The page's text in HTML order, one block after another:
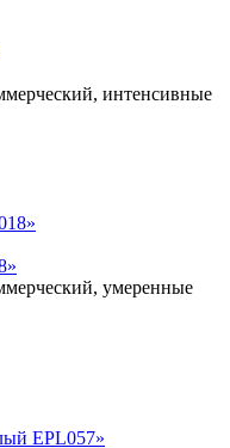
интенсивные
умеренные